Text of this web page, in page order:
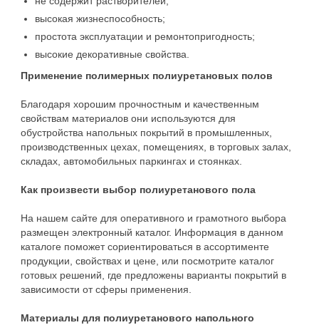
высокая жизнеспособность;
простота эксплуатации и ремонтопригодность;
высокие декоративные свойства.
Применение полимерных полиуретановых полов
Благодаря хорошим прочностным и качественным
свойствам материалов они используются для
обустройства напольных покрытий в промышленных,
производственных цехах, помещениях, в торговых залах,
складах, автомобильных паркингах и стоянках.
Как произвести выбор полиуретанового пола
На нашем сайте для оперативного и грамотного выбора
размещен электронный каталог. Информация в данном
каталоге поможет сориентироваться в ассортименте
продукции, свойствах и цене, или посмотрите каталог
готовых решений, где предложены варианты покрытий в
зависимости от сферы применения.
Материалы для полиуретанового напольного